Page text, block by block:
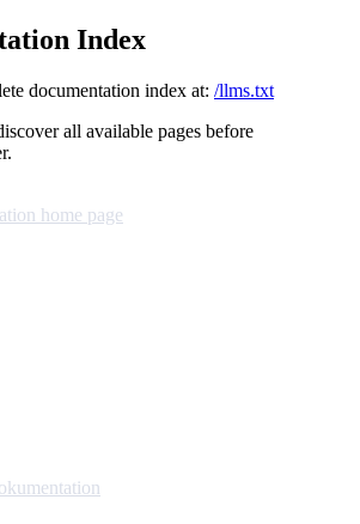
Index
documentation index at: /llms.txt
all available pages before
home page